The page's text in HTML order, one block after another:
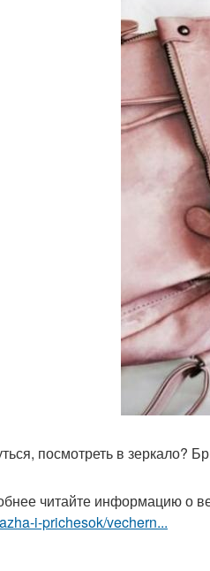
посмотреть в зеркало?
читайте информацию о
i-prichesok/vechern...